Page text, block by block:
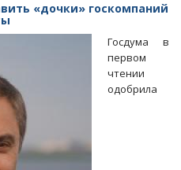
«дочки» госкомпаний
Госдума в
первом
чтении
одобрила